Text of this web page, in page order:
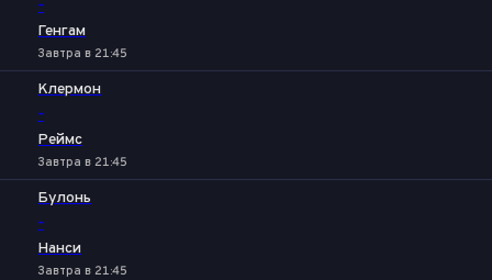
-
Генгам
Завтра в 21:45
Клермон
-
Реймс
Завтра в 21:45
Булонь
-
Нанси
Завтра в 21:45